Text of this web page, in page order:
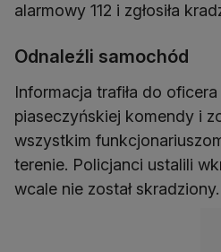
alarmowy 112 i zgłosiła
Odnaleźli samochód
Informacja trafiła do
piaseczyńskiej komendy i
wszystkim
terenie. Policjanci ustalili
wcale nie został skradziony.